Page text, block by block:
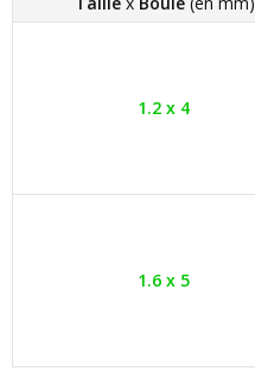
1.2 x 4
1.6 x 5